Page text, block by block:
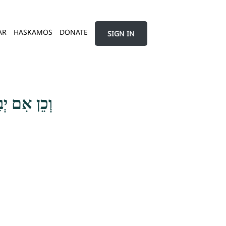
HASKAMOS DONATE SIGN IN
וְכֵן אִם